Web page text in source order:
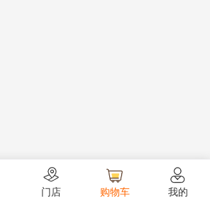
门店 购物车 我的